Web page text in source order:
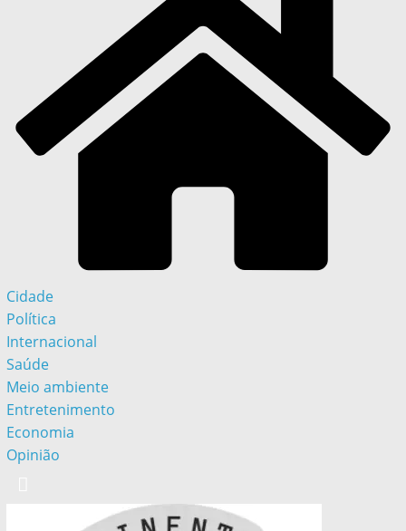
Cidade
Política
Internacional
Saúde
Meio ambiente
Entretenimento
Economia
Opinião